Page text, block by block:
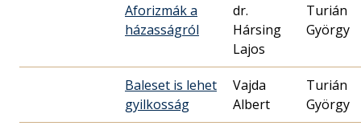
Aforizmák a
házasságról
dr.
Hársing
Lajos
Turián
György
Baleset is lehet
gyilkosság
Vajda
Albert
Turián
György